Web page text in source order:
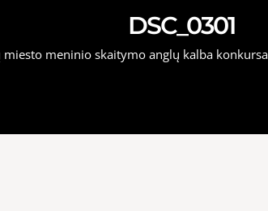
DSC_0301
miesto meninio skaitymo anglų kalba